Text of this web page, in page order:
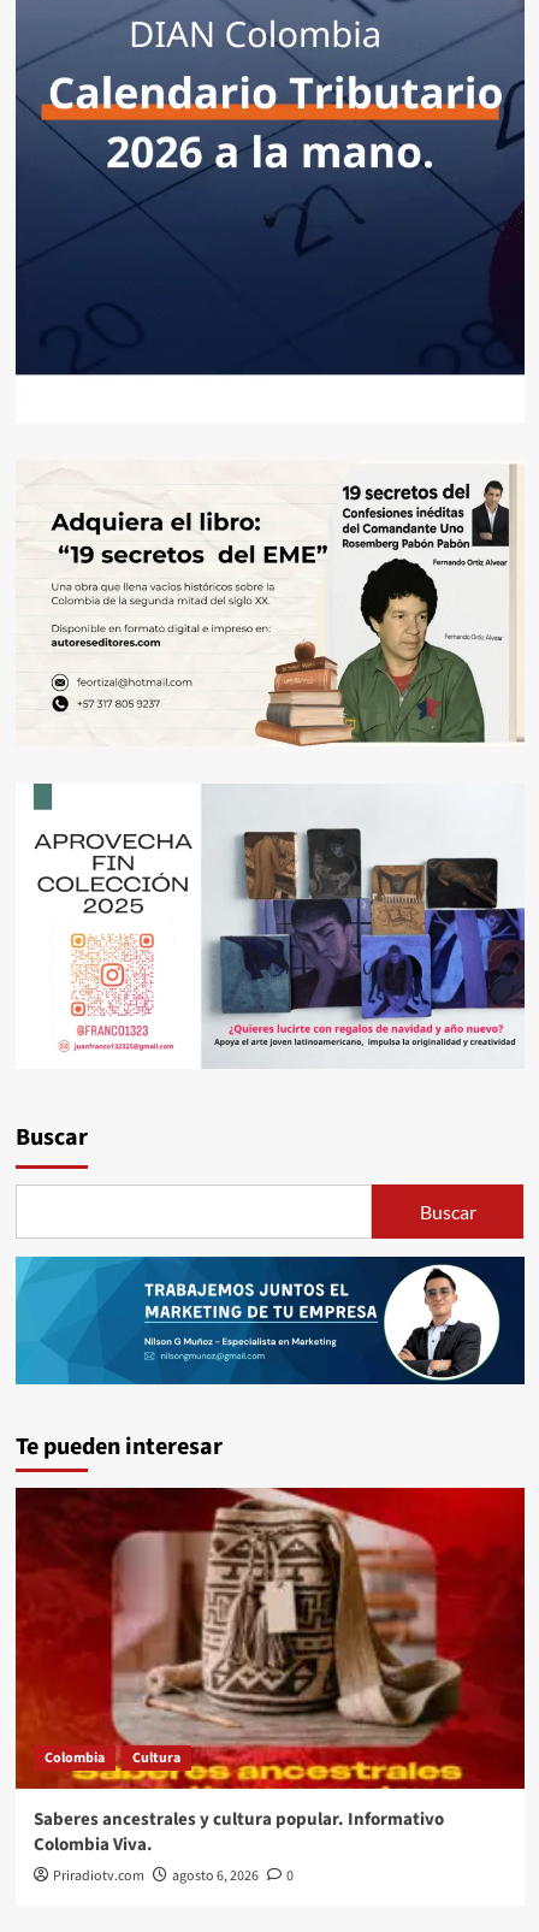
Buscar
Buscar
Te pueden interesar
Colombia Cultura
Saberes ancestrales y cultura popular. Informativo
Colombia Viva.
Priradiotv.com agosto 6, 2026 0